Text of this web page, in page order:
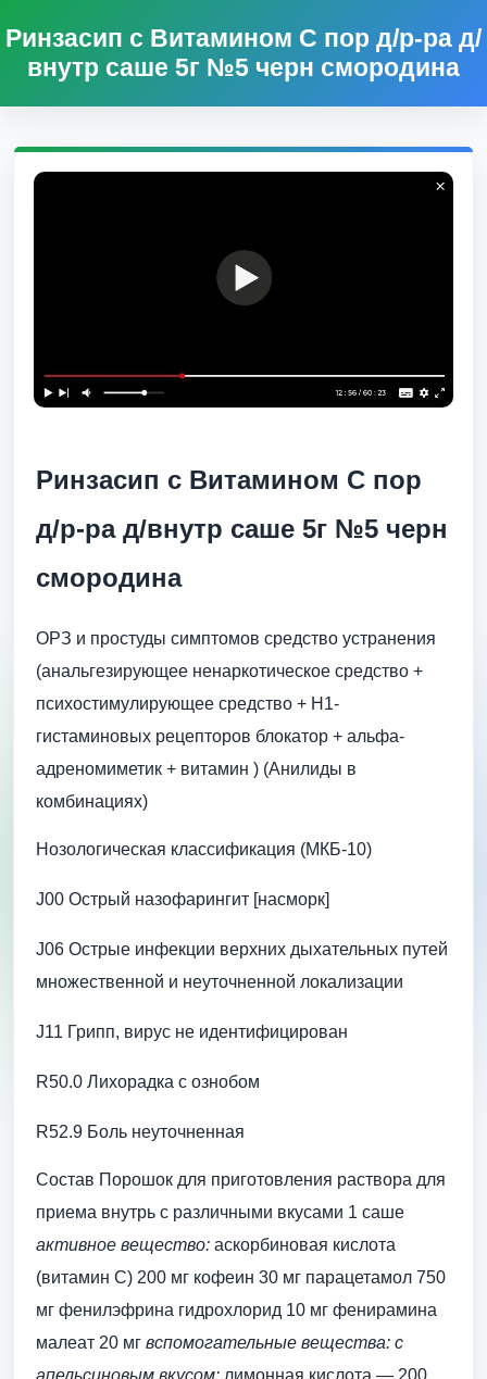
Ринзасип с Витамином С пор д/р-ра д/
внутр саше 5г №5 черн смородина
Ринзасип с Витамином С пор
д/р-ра д/внутр саше 5г №5 черн
смородина
ОРЗ и простуды симптомов средство устранения
(анальгезирующее ненаркотическое средство +
психостимулирующее средство + H1-
гистаминовых рецепторов блокатор + альфа-
адреномиметик + витамин ) (Анилиды в
комбинациях)
Нозологическая классификация (МКБ-10)
J00 Острый назофарингит [насморк]
J06 Острые инфекции верхних дыхательных путей
множественной и неуточненной локализации
J11 Грипп, вирус не идентифицирован
R50.0 Лихорадка с ознобом
R52.9 Боль неуточненная
Состав Порошок для приготовления раствора для
приема внутрь с различными вкусами 1 саше
активное вещество: аскорбиновая кислота
(витамин С) 200 мг кофеин 30 мг парацетамол 750
мг фенилэфрина гидрохлорид 10 мг фенирамина
малеат 20 мг вспомогательные вещества: с